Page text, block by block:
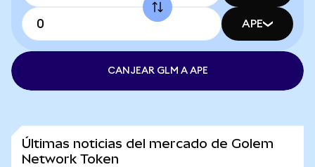
APE
CANJEAR GLM A APE
Últimas noticias del mercado de Golem
Network Token